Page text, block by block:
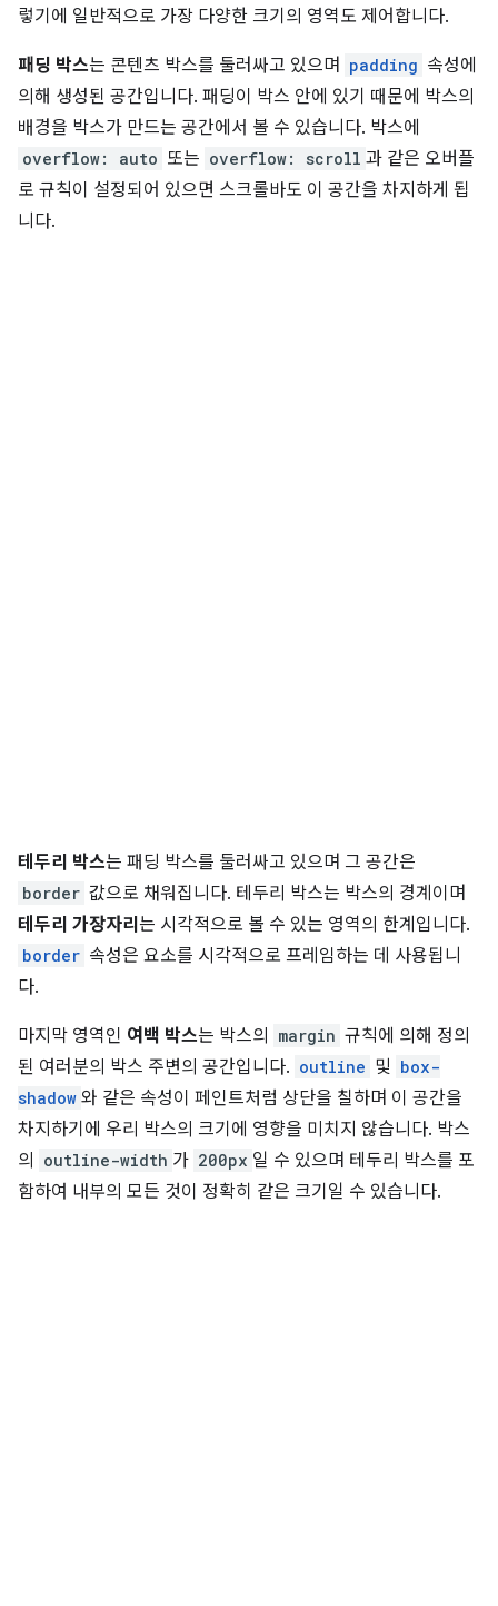
렇기에 일반적으로 가장 다양한 크기의 영역도 제어합니다.
패딩 박스는 콘텐츠 박스를 둘러싸고 있으며 padding 속성에
의해 생성된 공간입니다. 패딩이 박스 안에 있기 때문에 박스의
배경을 박스가 만드는 공간에서 볼 수 있습니다. 박스에
overflow: auto 또는 overflow: scroll 과 같은 오버플
로 규칙이 설정되어 있으면 스크롤바도 이 공간을 차지하게 됩
니다.
테두리 박스는 패딩 박스를 둘러싸고 있으며 그 공간은
border 값으로 채워집니다. 테두리 박스는 박스의 경계이며
테두리 가장자리 는 시각적으로 볼 수 있는 영역의 한계입니다.
border 속성은 요소를 시각적으로 프레임하는 데 사용됩니
다.
마지막 영역인 여백 박스는 박스의 margin 규칙에 의해 정의
된 여러분의 박스 주변의 공간입니다. outline 및 box-
shadow 와 같은 속성이 페인트처럼 상단을 칠하며 이 공간을
차지하기에 우리 박스의 크기에 영향을 미치지 않습니다. 박스
의
outline-width 가 200px 일 수 있으며 테두리 박스를 포
함하여 내부의 모든 것이 정확히 같은 크기일 수 있습니다.